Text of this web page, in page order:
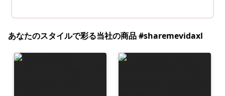
あなたのスタイルで彩る当社の商品 #sharemevidaxl